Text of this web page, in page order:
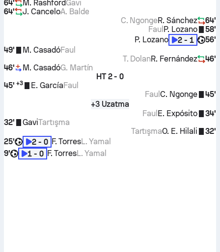
64'
M. RashfordGavi
64'
J. CanceloA. Balde
64'
R. Sánchez
C. Ngonge
58'
P. Lozano
Faul
56'
2 - 1
P. Lozano
49'
M. CasadóFaul
46'
R. Fernández
T. Dolan
46'
M. CasadóG. Martín
HT 2 - 0
45' +3 E. GarcíaFaul
45'
C. Ngonge
Faul
+3 Uzatma
34'
E. Expósito
Faul
32'
GaviTartışma
32'
O. E. Hilali
Tartışma
25'
2 - 0 F. TorresL. Yamal
9'
1 - 0 F. TorresL. Yamal